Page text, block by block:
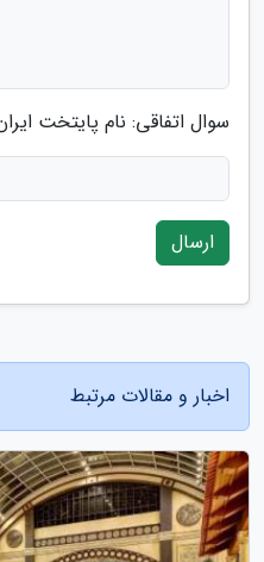
سوال اتفاقی: نام پایتخت
ارسال
اخبار و مقالات مرتبط